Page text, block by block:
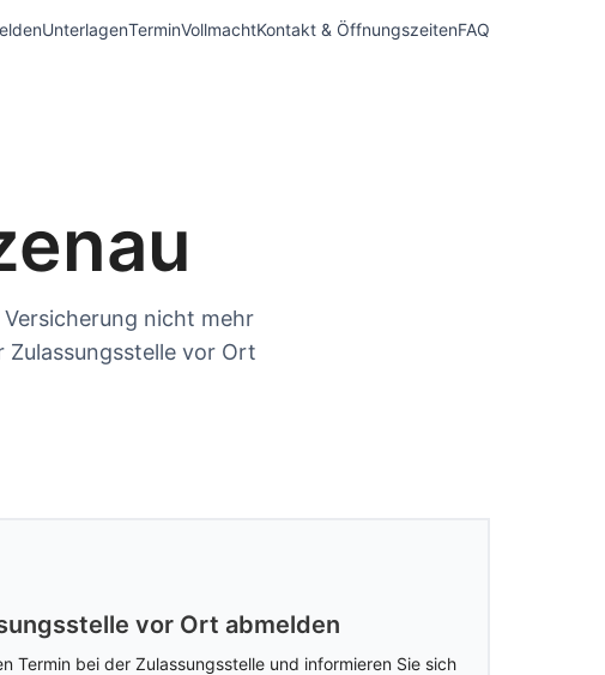
UnterlagenTerminVollmachtKontakt & ÖffnungszeitenFAQ
nicht mehr
Zulassungsstelle vor Ort
vor Ort abmelden
Termin bei der Zulassungsstelle und informieren Sie sich